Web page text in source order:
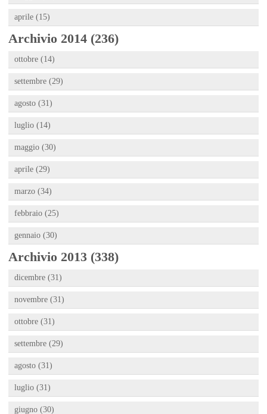
aprile (15)
Archivio 2014 (236)
ottobre (14)
settembre (29)
agosto (31)
luglio (14)
maggio (30)
aprile (29)
marzo (34)
febbraio (25)
gennaio (30)
Archivio 2013 (338)
dicembre (31)
novembre (31)
ottobre (31)
settembre (29)
agosto (31)
luglio (31)
giugno (30)